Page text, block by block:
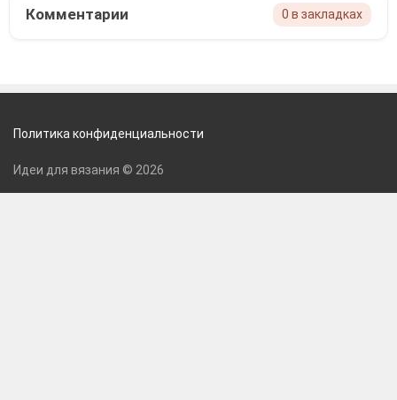
Комментарии 0 в закладках
Политика конфиденциальности
Идеи для вязания © 2026